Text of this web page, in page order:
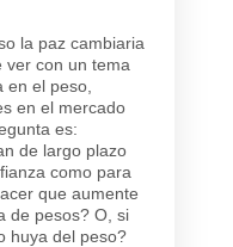
la paz cambiaria
ver con un tema
el peso,
en el mercado
es:
de largo plazo
como para
que aumente
de pesos? O, si
huya del peso?